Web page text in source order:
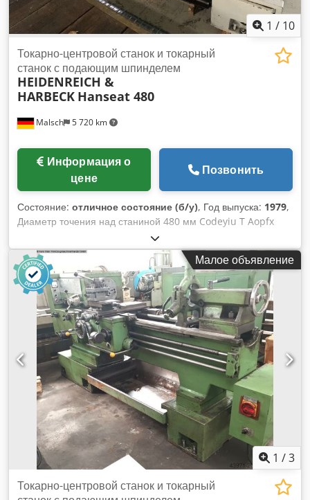
1 / 10
Malsch 5 720 km
Токарно-центровой станок и токарный
станок с подающим шпинделем
HEIDENREICH &
HARBECK Hanseat 480
цене
Позвонить
Состояние: отличное состояние (б/у), Год выпуска: 1979,
Диаметр точения над станиной 480 мм Codeyiu T Aopfx
Ahueha Диаметр точения над суппортом 295 мм Длина
точения 1000 мм Отверстие шпинделя 56 мм Вес станка ок.
1,8 т Габариты ок. 1,4 x 0,8 x 1,6 м
Малое объявление
1 /3
Токарно-центровой станок и токарный